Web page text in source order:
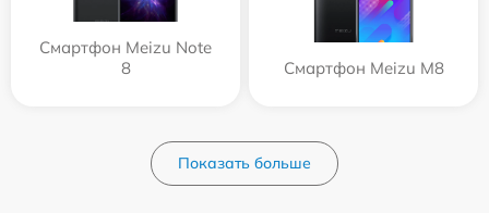
Смартфон Meizu Note
8
Смартфон Meizu M8
Показать больше